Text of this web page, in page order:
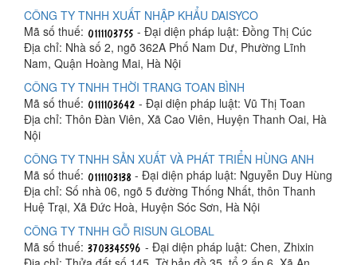
CÔNG TY TNHH XUẤT NHẬP KHẨU DAISYCO
Mã số thuế:
- Đại diện pháp luật: Đồng Thị Cúc
Địa chỉ: Nhà số 2, ngõ 362A Phố Nam Dư, Phường Lĩnh
Nam, Quận Hoàng Mai, Hà Nội
CÔNG TY TNHH THỜI TRANG TOAN BÌNH
Mã số thuế:
- Đại diện pháp luật: Vũ Thị Toan
Địa chỉ: Thôn Đàn Viên, Xã Cao Viên, Huyện Thanh Oai, Hà
Nội
CÔNG TY TNHH SẢN XUẤT VÀ PHÁT TRIỂN HÙNG ANH
Mã số thuế:
- Đại diện pháp luật: Nguyễn Duy Hùng
Địa chỉ: Số nhà 06, ngõ 5 đường Thống Nhất, thôn Thanh
Huệ Trại, Xã Đức Hoà, Huyện Sóc Sơn, Hà Nội
CÔNG TY TNHH GỖ RISUN GLOBAL
Mã số thuế:
- Đại diện pháp luật: Chen, Zhixin